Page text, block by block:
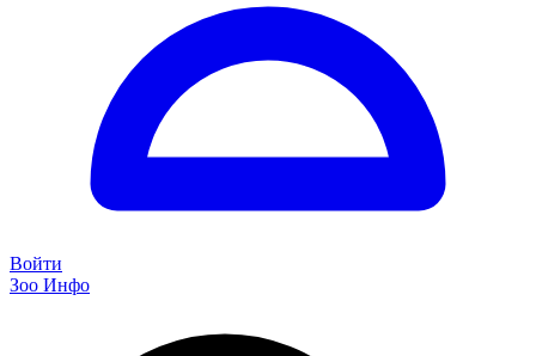
Войти
Зоо Инфо